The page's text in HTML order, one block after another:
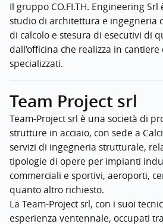
Il gruppo CO.FI.TH. Engineering
studio di architettura e ingegneria
di calcolo e stesura di esecutivi di
dall’officina che realizza in
specializzati.
Team Project srl
Team-Project srl è una società di
strutture in acciaio, con sede a
servizi di ingegneria strutturale,
tipologie di opere per impianti
commerciali e sportivi, aeroporti,
quanto altro richiesto.
La Team-Project srl, con i suoi
esperienza ventennale, occupati